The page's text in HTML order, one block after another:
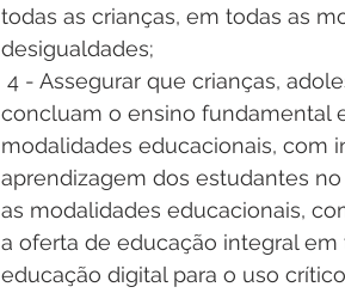
todas as crianças, em todas as
desigualdades;
4 - Assegurar que crianças,
concluam o ensino fundamental
modalidades educacionais, com
aprendizagem dos estudantes
as modalidades educacionais,
a oferta de educação integral em
educação digital para o uso